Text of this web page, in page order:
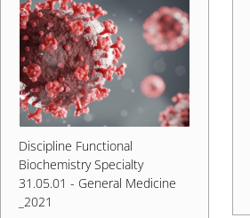
Discipline Functional
Biochemistry Specialty
31.05.01 - General Medicine
_2021